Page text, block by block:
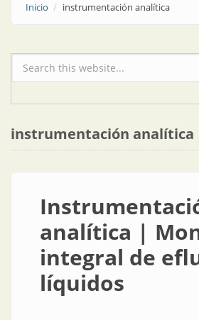
Inicio instrumentación analítica
Formulario de búsqueda
instrumentación analítica
analítica |
integral de
líquidos